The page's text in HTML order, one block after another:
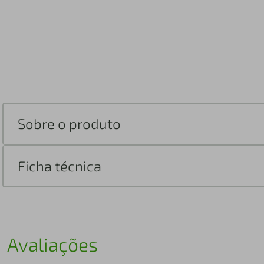
Sobre o produto
Ficha técnica
Avaliações